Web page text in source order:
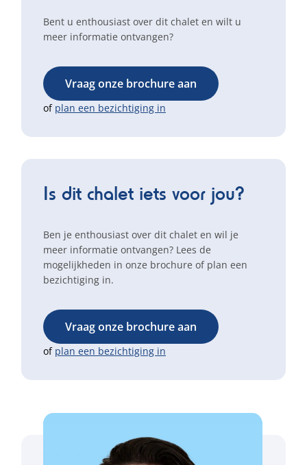
Bent u enthousiast over dit chalet en wilt u
meer informatie ontvangen?
Vraag onze brochure aan
of plan een bezichtiging in
Is dit chalet iets voor jou?
Ben je enthousiast over dit chalet en wil je
meer informatie ontvangen? Lees de
mogelijkheden in onze brochure of plan een
bezichtiging in.
Vraag onze brochure aan
of plan een bezichtiging in